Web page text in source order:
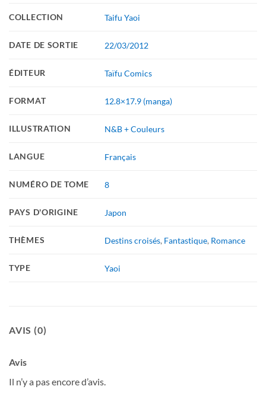
COLLECTION Taifu Yaoi
DATE DE SORTIE 22/03/2012
ÉDITEUR Taïfu Comics
FORMAT 12.8×17.9 (manga)
ILLUSTRATION N&B + Couleurs
LANGUE Français
NUMÉRO DE TOME 8
PAYS D'ORIGINE Japon
THÈMES Destins croisés, Fantastique, Romance
TYPE Yaoi
AVIS (0)
Avis
Il n’y a pas encore d’avis.